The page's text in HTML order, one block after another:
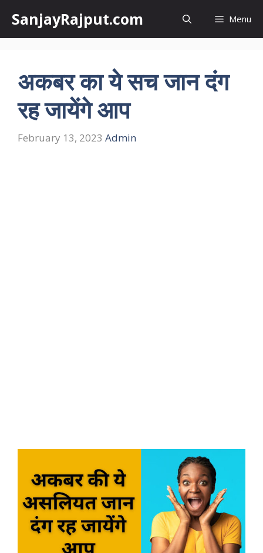
content
SanjayRajput.com Menu
अकबर का ये सच जान दंग
रह जायेंगे आप
February 13, 2023 Admin